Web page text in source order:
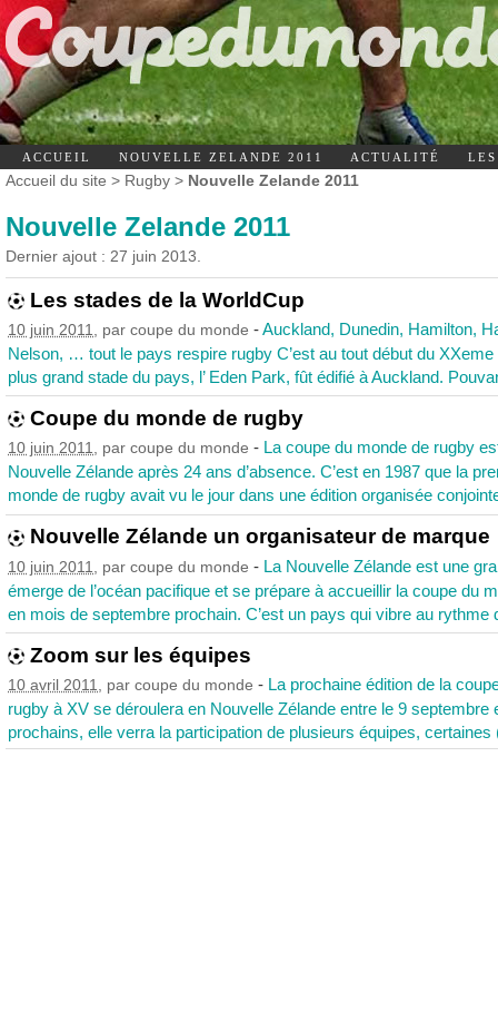
ACCUEIL NOUVELLE ZELANDE 2011 ACTUALITÉ
Accueil du site > Rugby > Nouvelle Zelande 2011
Nouvelle Zelande 2011
Dernier ajout : 27 juin 2013.
Les stades de la WorldCup
10 juin 2011 , parcoupe du monde -Auckland, Dunedin, Hamilton,
Nelson, … tout le pays respire rugby C’est au tout début du
plus grand stade du pays, l’ Eden Park, fût édifié à Auckland.
Coupe du monde de rugby
10 juin 2011, parcoupe du monde - La coupe du monde de rugby
Nouvelle Zélande après 24 ans d’absence. C’est en 1987 que la
monde de rugby avait vu le jour dans une édition organisée
Nouvelle Zélande un organisateur de marque
10 juin 2011 , parcoupe du monde - La Nouvelle Zélande est une
émerge de l’océan pacifique et se prépare à accueillir la coupe du
en mois de septembre prochain. C’est un pays qui vibre au rythme
Zoom sur les équipes
10 avril 2011 , parcoupe du monde - La prochaine édition de la
rugby à XV se déroulera en Nouvelle Zélande entre le 9 septembre
prochains, elle verra la participation de plusieurs équipes, certaines